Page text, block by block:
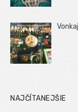
NAJČÍTANEJŠIE